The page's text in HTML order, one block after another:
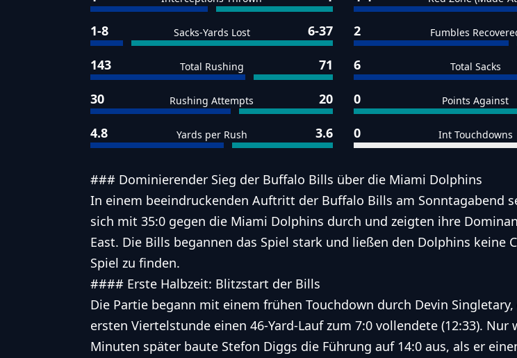
1-8 Sacks-Yards Lost 6-37
143 Total Rushing 71
30 Rushing Attempts 20
4.8 Yards per Rush 3.6
2 Fumbles
6 Total Sacks
0 Points Against
0 Int Touchdowns
### Dominierender Sieg der Buffalo Bills über die Miami Dolphins
In einem beeindruckenden Auftritt der Buffalo Bills am Sonntagabend
sich mit 35:0 gegen die Miami Dolphins durch und zeigten ihre
East. Die Bills begannen das Spiel stark und ließen den Dolphins keine
Spiel zu finden.
#### Erste Halbzeit: Blitzstart der Bills
Die Partie begann mit einem frühen Touchdown durch Devin
ersten Viertelstunde einen 46-Yard-Lauf zum 7:0 vollendete (12:33). Nur
Minuten später baute Stefon Diggs die Führung auf 14:0 aus, als er